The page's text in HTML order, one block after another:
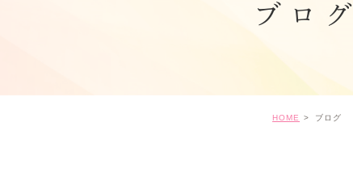
ブログ
HOME ブログ